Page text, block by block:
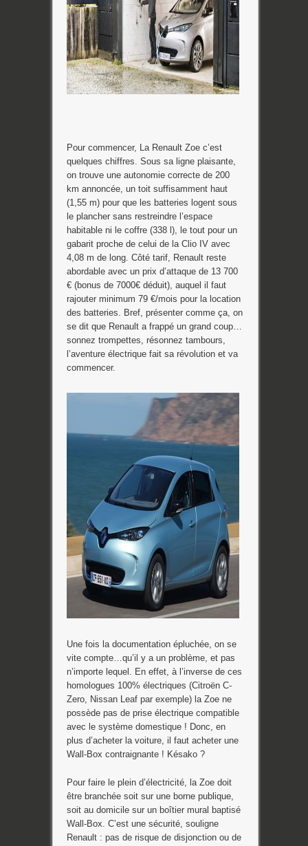
Pour commencer, La Renault Zoe c’est
quelques chiffres. Sous sa ligne plaisante,
on trouve une autonomie correcte de 200
km annoncée, un toit suffisamment haut
(1,55 m) pour que les batteries logent sous
le plancher sans restreindre l’espace
habitable ni le coffre (338 l), le tout pour un
gabarit proche de celui de la Clio IV avec
4,08 m de long. Côté tarif, Renault reste
abordable avec un prix d’attaque de 13 700
€ (bonus de 7000€ déduit), auquel il faut
rajouter minimum 79 €/mois pour la location
des batteries. Bref, présenter comme ça, on
se dit que Renault a frappé un grand coup…
sonnez trompettes, résonnez tambours,
l’aventure électrique fait sa révolution et va
commencer.
Une fois la documentation épluchée, on se
vite compte…qu’il y a un problème, et pas
n’importe lequel. En effet, à l’inverse de ces
homologues 100% électriques (Citroën C-
Zero, Nissan Leaf par exemple) la Zoe ne
possède pas de prise électrique compatible
avec le système domestique ! Donc, en
plus d’acheter la voiture, il faut acheter une
Wall-Box contraignante ! Késako ?
Pour faire le plein d’électricité, la Zoe doit
être branchée soit sur une borne publique,
soit au domicile sur un boîtier mural baptisé
Wall-Box. C’est une sécurité, souligne
Renault : pas de risque de disjonction ou de